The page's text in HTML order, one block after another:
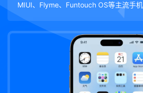
MIUI、Flyme、Funtouch OS等主流手